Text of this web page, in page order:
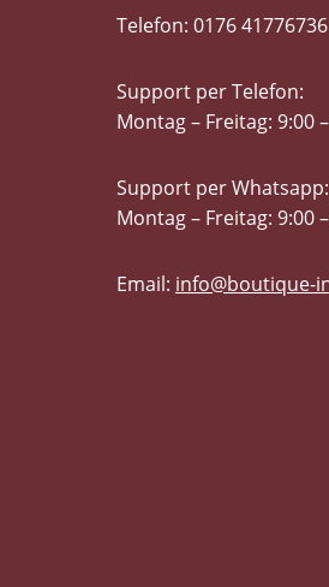
Telefon: 0176 41776736
Support per Telefon:
Montag – Freitag: 9:00
Support per Whatsapp:
Montag – Freitag: 9:00
Email: info@boutique-